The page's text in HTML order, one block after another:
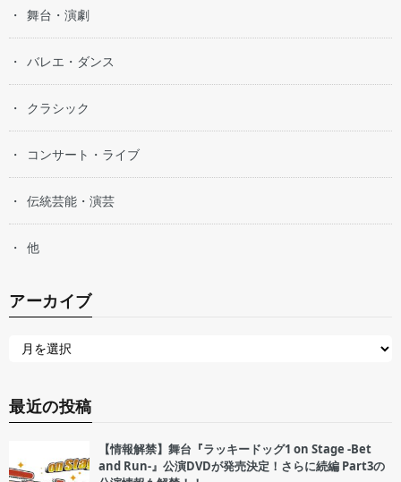
舞台・演劇
バレエ・ダンス
クラシック
コンサート・ライブ
伝統芸能・演芸
他
アーカイブ
最近の投稿
【情報解禁】舞台『ラッキードッグ1 on Stage -Bet
and Run-』公演DVDが発売決定！さらに続編 Part3の